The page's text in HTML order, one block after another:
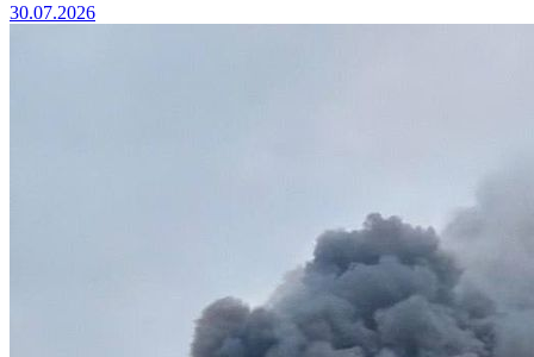
30.07.2026